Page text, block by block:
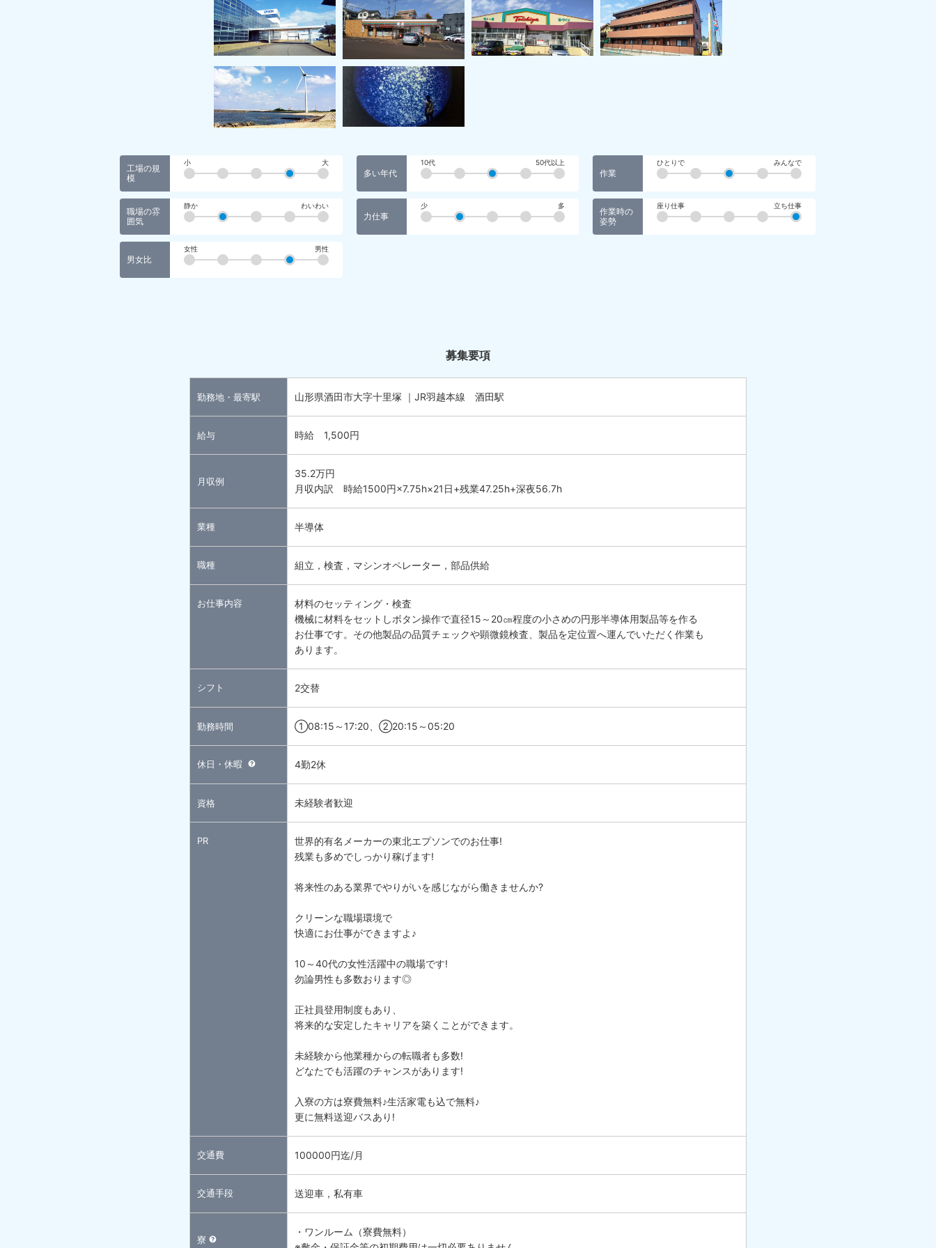
工場の規
模
小 大
多い年代
10代 50代以上
作業
ひとりで みんなで
職場の雰
囲気
静か わいわい
力仕事
少 多
作業時の
姿勢
座り仕事 立ち仕事
男女比
女性 男性
募集要項
勤務地・最寄駅 山形県酒田市大字十里塚 ｜JR羽越本線 酒田駅
給与 時給 1,500円
月収例
35.2万円
月収内訳 時給1500円×7.75h×21日+残業47.25h+深夜56.7h
業種 半導体
職種 組立，検査，マシンオペレーター，部品供給
お仕事内容
材料のセッティング・検査
機械に材料をセットしボタン操作で直径15～20㎝程度の小さめの円形半導体用製品等を作る
お仕事です。その他製品の品質チェックや顕微鏡検査、製品を定位置へ運んでいただく作業も
あります。
シフト 2交替
勤務時間 ①08:15～17:20、②20:15～05:20
休日・休暇 4勤2休
資格 未経験者歓迎
PR
世界的有名メーカーの東北エプソンでのお仕事!
残業も多めでしっかり稼げます!
将来性のある業界でやりがいを感じながら働きませんか?
クリーンな職場環境で
快適にお仕事ができますよ♪
10～40代の女性活躍中の職場です!
勿論男性も多数おります◎
正社員登用制度もあり、
将来的な安定したキャリアを築くことができます。
未経験から他業種からの転職者も多数!
どなたでも活躍のチャンスがあります!
入寮の方は寮費無料♪生活家電も込で無料♪
更に無料送迎バスあり!
交通費 100000円迄/月
交通手段 送迎車，私有車
寮
・ワンルーム（寮費無料）